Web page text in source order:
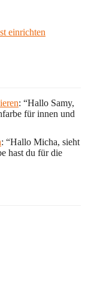
einrichten
: “Hallo Samy,
für innen und
: “Hallo Micha, sieht
hast du für die